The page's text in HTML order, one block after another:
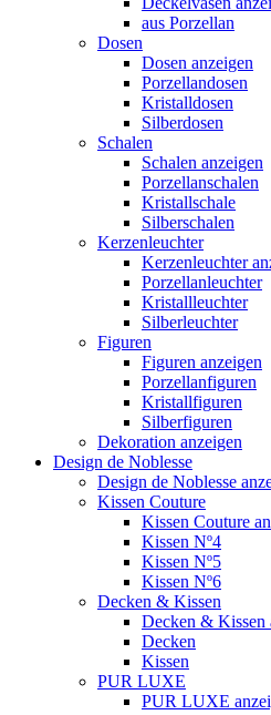
aus Porzellan
Dosen
Dosen anzeigen
Porzellandosen
Kristalldosen
Silberdosen
Schalen
Schalen anzeigen
Porzellanschalen
Kristallschale
Silberschalen
Kerzenleuchter
Kerzenleuchter
Porzellanleuchter
Kristallleuchter
Silberleuchter
Figuren
Figuren anzeigen
Porzellanfiguren
Kristallfiguren
Silberfiguren
Dekoration anzeigen
Design de Noblesse
Design de Noblesse
Kissen Couture
Kissen Couture
Kissen Nº4
Kissen Nº5
Kissen Nº6
Decken & Kissen
Decken & Kissen
Decken
Kissen
PUR LUXE
PUR LUXE